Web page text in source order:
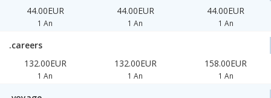
44.00EUR
1 An
44.00EUR
1 An
44.00EUR
1 An
.careers
132.00EUR
1 An
132.00EUR
1 An
158.00EUR
1 An